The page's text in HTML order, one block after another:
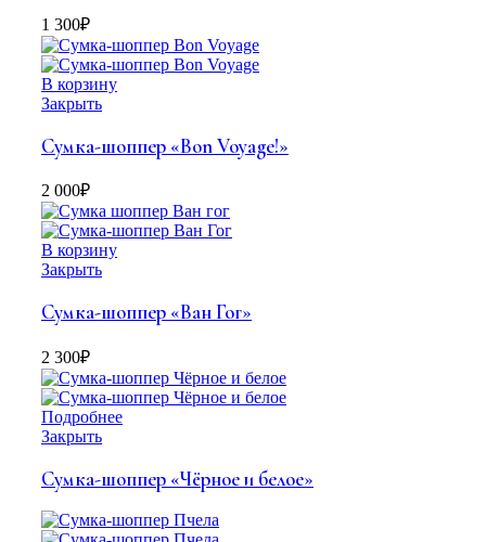
1 300₽
В корзину
Закрыть
Сумка-шоппер «Bon Voyage!»
2 000₽
В корзину
Закрыть
Сумка-шоппер «Ван Гог»
2 300₽
Подробнее
Закрыть
Сумка-шоппер «Чёрное и белое»